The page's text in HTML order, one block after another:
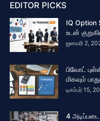
EDITOR PICKS
IQ Option
உடன்
ஜனவரி 2,
பிவோட்
மிகவும்
டிசம்பர் 15,
4 அடிப்படை